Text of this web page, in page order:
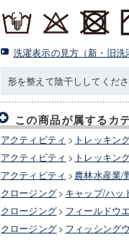
洗濯表示の見方（新・旧洗
形を整えて陰干ししてくださ
この商品が属するカ
アクティビティ > トレッキン
アクティビティ > トレッキン
アクティビティ > 農林水産業/
クロージング> キャップ/ハッ
クロージング> フィールドウ
クロージング> フィッシング